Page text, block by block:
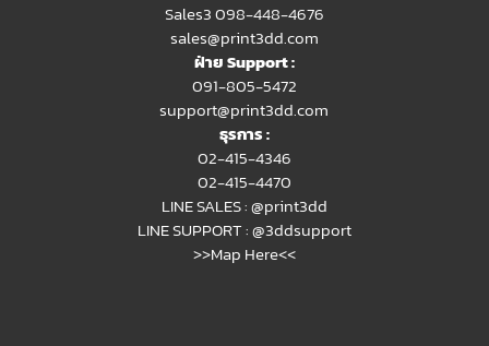
Sales3 098-448-4676
sales@print3dd.com
ฝ่าย Support :
091-805-5472
support@print3dd.com
ธุรการ :
02-415-4346
02-415-4470
LINE SALES :@print3dd
LINE SUPPORT :@3ddsupport
>>Map Here<<